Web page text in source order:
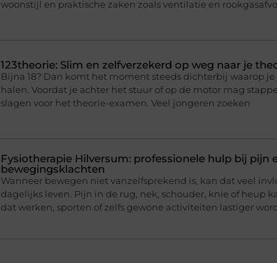
woonstijl en praktische zaken zoals ventilatie en
123theorie: Slim en zelfverzekerd op weg naar je
Bijna 18? Dan komt het moment steeds dichterbij waarop
halen. Voordat je achter het stuur of op de motor mag
slagen voor het theorie-examen. Veel jongeren zoeken
Fysiotherapie Hilversum: professionele hulp bij pijn
bewegingsklachten
Wanneer bewegen niet vanzelfsprekend is, kan dat veel
dagelijks leven. Pijn in de rug, nek, schouder, knie of heup
dat werken, sporten of zelfs gewone activiteiten lastiger